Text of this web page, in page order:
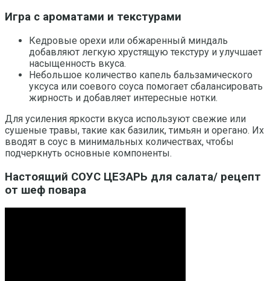
Игра с ароматами и текстурами
Кедровые орехи или обжаренный миндаль
добавляют легкую хрустящую текстуру и улучшает
насыщенность вкуса.
Небольшое количество капель бальзамического
уксуса или соевого соуса помогает сбалансировать
жирность и добавляет интересные нотки.
Для усиления яркости вкуса используют свежие или
сушеные травы, такие как базилик, тимьян и орегано. Их
вводят в соус в минимальных количествах, чтобы
подчеркнуть основные компоненты.
Настоящий СОУС ЦЕЗАРЬ для салата/ рецепт
от шеф повара ‍